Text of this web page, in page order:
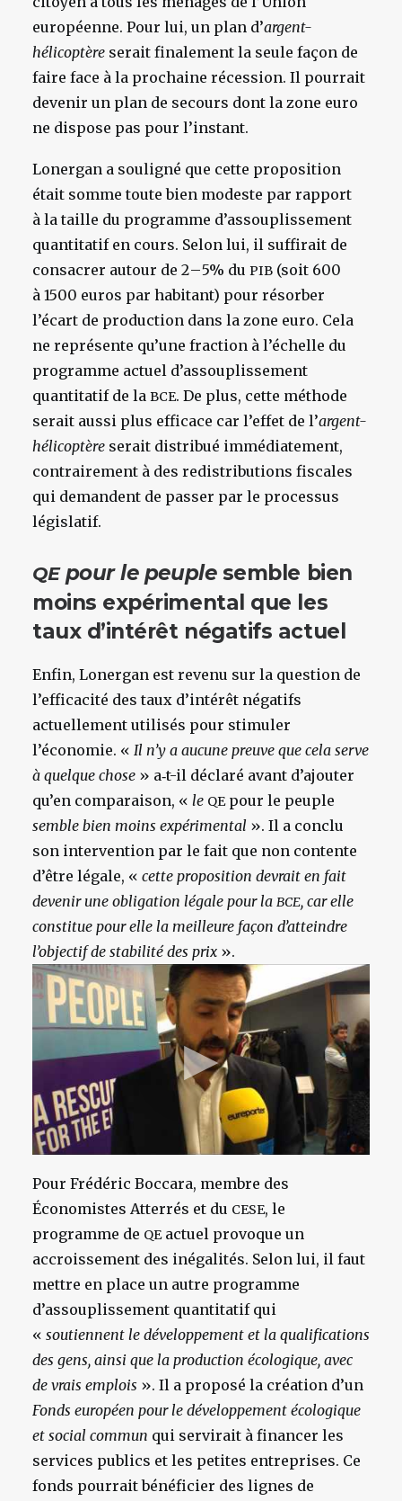
européenne. Pour lui, un plan d’argent-
hélicoptère serait finalement la seule façon de
faire face à la prochaine récession. Il pourrait
devenir un plan de secours dont la zone euro
ne dispose pas pour l’instant.
Lonergan a souligné que cette proposition
était somme toute bien modeste par rapport
à la taille du programme d’assouplissement
quantitatif en cours. Selon lui, il suffirait de
consacrer autour de 2 – 5% du PIB (soit 600
à 1500 euros par habitant) pour résorber
l’écart de production dans la zone euro. Cela
ne représente qu’une fraction à l’échelle du
programme actuel d’assouplissement
quantitatif de la BCE. De plus, cette méthode
serait aussi plus efficace car l’effet de l’argent-
hélicoptère serait distribué immédiatement,
contrairement à des redistributions fiscales
qui demandent de passer par le processus
législatif.
QEpour le peuplesemble bien
moins expérimental que les
taux d’intérêt négatifs actuel
Enfin, Lonergan est revenu sur la question de
l’efficacité des taux d’intérêt négatifs
actuellement utilisés pour stimuler
l’économie. « Il n’y a aucune preuve que cela serve
à quelque chose » a‑t-il déclaré avant d’ajouter
qu’en comparaison, « le QEpour le peuple
semble bien moins expérimental ». Il a conclu
son intervention par le fait que non contente
d’être légale, « cette proposition devrait en fait
devenir une obligation légale pour la BCE, car elle
constitue pour elle la meilleure façon d’atteindre
l’objectif de stabilité des prix ».
Pour Frédéric Boccara, membre des
Économistes Atterrés et du CESE, le
programme de QEactuel provoque un
accroissement des inégalités. Selon lui, il faut
mettre en place un autre programme
d’assouplissement quantitatif qui
« soutiennent le développement et la qualifications
des gens, ainsi que la production écologique, avec
de vrais emplois ». Il a proposé la création d’un
Fonds européen pour le développement écologique
et social commun qui servirait à financer les
services publics et les petites entreprises. Ce
fonds pourrait bénéficier des lignes de